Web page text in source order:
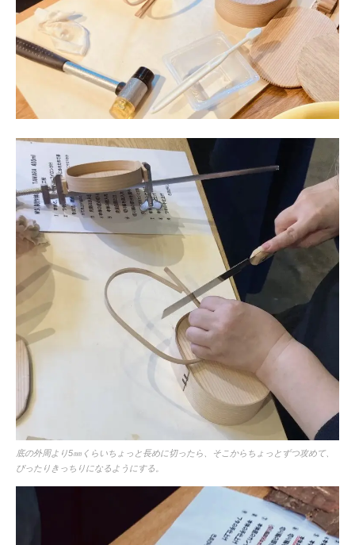
底の外周より5㎜くらいちょっと長めに切ったら、そこからちょっとずつ攻めて、
ぴったりきっちりになるようにする。